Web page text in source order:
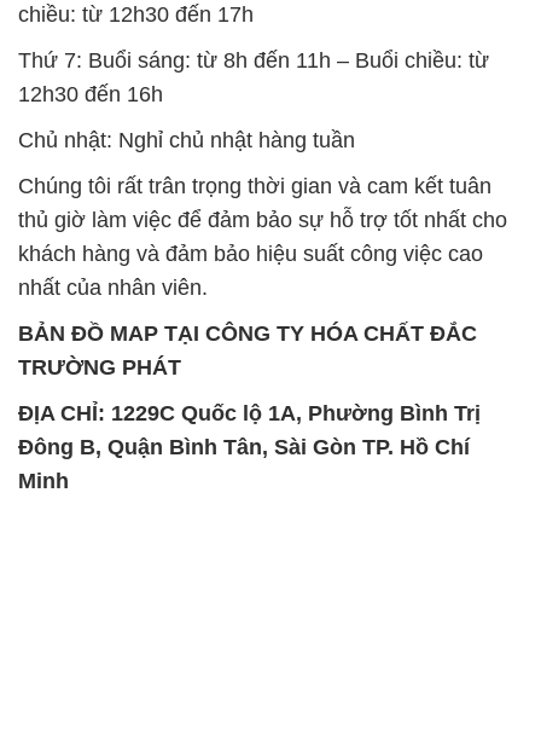
chiều: từ 12h30 đến 17h
Thứ 7: Buổi sáng: từ 8h đến 11h – Buổi chiều: từ
12h30 đến 16h
Chủ nhật: Nghỉ chủ nhật hàng tuần
Chúng tôi rất trân trọng thời gian và cam kết tuân
thủ giờ làm việc để đảm bảo sự hỗ trợ tốt nhất cho
khách hàng và đảm bảo hiệu suất công việc cao
nhất của nhân viên.
BẢN ĐỒ MAP TẠI CÔNG TY HÓA CHẤT ĐẮC
TRƯỜNG PHÁT
ĐỊA CHỈ: 1229C Quốc lộ 1A, Phường Bình Trị
Đông B, Quận Bình Tân, Sài Gòn TP. Hồ Chí
Minh